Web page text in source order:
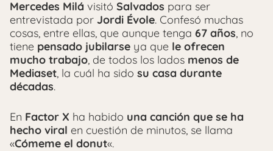
Mercedes Milá visitó Salvados para ser
entrevistada por Jordi Évole. Confesó muchas
cosas, entre ellas, que aunque tenga 67 años, no
tiene pensado jubilarse ya que le ofrecen
mucho trabajo, de todos los lados menos de
Mediaset, la cuál ha sido su casa durante
décadas.
En Factor X ha habido una canción que se ha
hecho viral en cuestión de minutos, se llama
«Cómeme el donut«.